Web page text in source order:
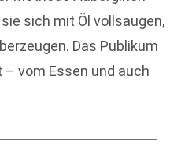
sich mit Öl vollsaugen,
Das Publikum
vom Essen und auch